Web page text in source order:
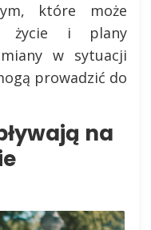
które może
życie i plany
w sytuacji
prowadzić do
na